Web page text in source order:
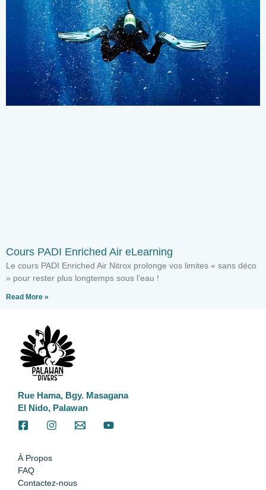
Cours PADI Enriched Air eLearning
Le cours PADI Enriched Air Nitrox prolonge vos limites « sans déco
» pour rester plus longtemps sous l’eau !
Read More »
Rue Hama, Bgy. Masagana
El Nido, Palawan
À Propos
FAQ
Contactez-nous